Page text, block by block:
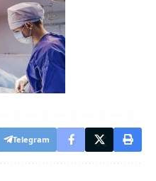
Telegram